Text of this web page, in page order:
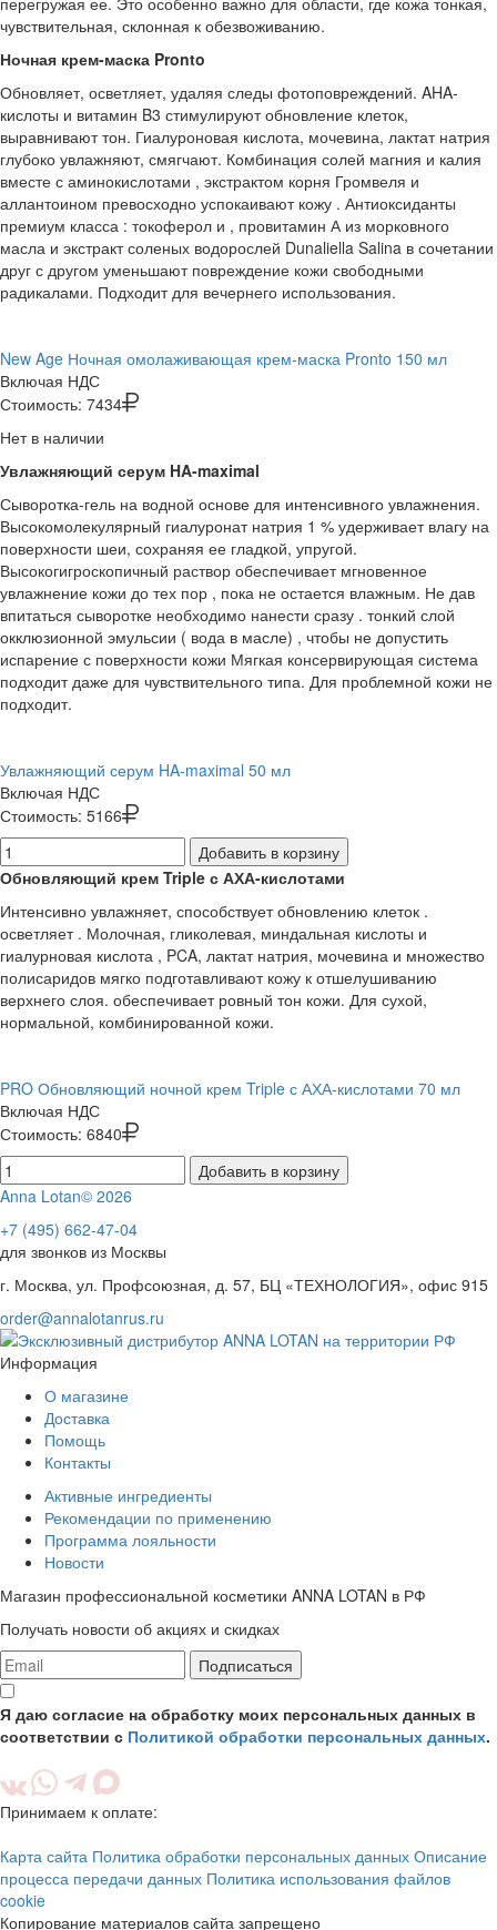
чувствительная, склонная к обезвоживанию.
Ночная крем-маска Pronto
Обновляет, осветляет, удаляя следы фотоповреждений. AHA-
кислоты и витамин B3 стимулируют обновление клеток,
выравнивают тон. Гиалуроновая кислота, мочевина, лактат натрия
глубоко увлажняют, смягчают. Комбинация солей магния и калия
вместе с аминокислотами , экстрактом корня Громвеля и
аллантоином превосходно успокаивают кожу . Антиоксиданты
премиум класса : токоферол и , провитамин А из морковного
масла и экстракт соленых водорослей Dunaliella Salina в сочетании
друг с другом уменьшают повреждение кожи свободными
радикалами. Подходит для вечернего использования.
New Age Ночная омолаживающая крем-маска Pronto 150 мл
Включая НДС
Стоимость: 7434
Нет в наличии
Увлажняющий серум HA-maximal
Сыворотка-гель на водной основе для интенсивного увлажнения.
Высокомолекулярный гиалуронат натрия 1 % удерживает влагу на
поверхности шеи, сохраняя ее гладкой, упругой.
Высокогигроскопичный раствор обеспечивает мгновенное
увлажнение кожи до тех пор , пока не остается влажным. Не дав
впитаться сыворотке необходимо нанести сразу . тонкий слой
окклюзионной эмульсии ( вода в масле) , чтобы не допустить
испарение с поверхности кожи Мягкая консервирующая система
подходит даже для чувствительного типа. Для проблемной кожи не
подходит.
Увлажняющий серум HA-maximal 50 мл
Включая НДС
Стоимость: 5166
Добавить в корзину
Обновляющий крем Triple с АХА-кислотами
Интенсивно увлажняет, способствует обновлению клеток .
осветляет . Молочная, гликолевая, миндальная кислоты и
гиалурновая кислота , PCA, лактат натрия, мочевина и множество
полисаридов мягко подготавливают кожу к отшелушиванию
верхнего слоя. обеспечивает ровный тон кожи. Для сухой,
нормальной, комбинированной кожи.
PRO Обновляющий ночной крем Triple с АХА-кислотами 70 мл
Включая НДС
Стоимость: 6840
Добавить в корзину
Anna Lotan© 2026
+7 (495) 662-47-04
для звонков из Москвы
г. Москва, ул. Профсоюзная, д. 57, БЦ «ТЕХНОЛОГИЯ», офис 915
order@annalotanrus.ru
Информация
О магазине
Доставка
Помощь
Контакты
Активные ингредиенты
Рекомендации по применению
Программа лояльности
Новости
Магазин профессиональной косметики ANNA LOTAN в РФ
Получать новости об акциях и скидках
Подписаться
Я даю согласие на обработку моих персональных данных в
соответствии с Политикой обработки персональных данных.
Принимаем к оплате:
Карта сайта Политика обработки персональных данных Описание
процесса передачи данных Политика использования файлов
cookie
Копирование материалов сайта запрещено